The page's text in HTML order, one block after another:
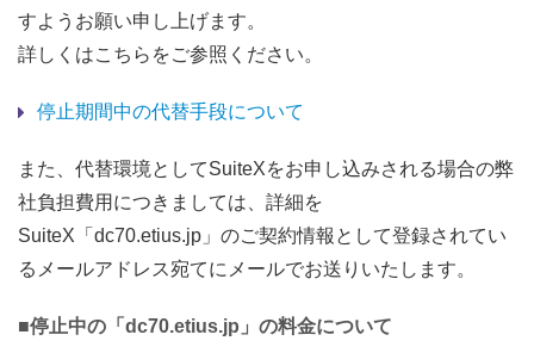
すようお願い申し上げます。
詳しくはこちらをご参照ください。
停止期間中の代替手段について
また、代替環境としてSuiteXをお申し込みされる場合の弊
社負担費用につきましては、詳細を
SuiteX「dc70.etius.jp」のご契約情報として登録されてい
るメールアドレス宛てにメールでお送りいたします。
■停止中の「dc70.etius.jp」の料金について